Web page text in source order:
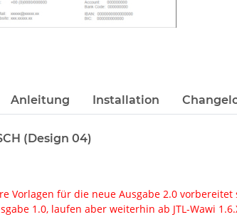
Anleitung Installation
(Design 04)
Vorlagen für die neue Ausgabe 2.0 vorbereitet
1.0, laufen aber weiterhin ab JTL-Wawi